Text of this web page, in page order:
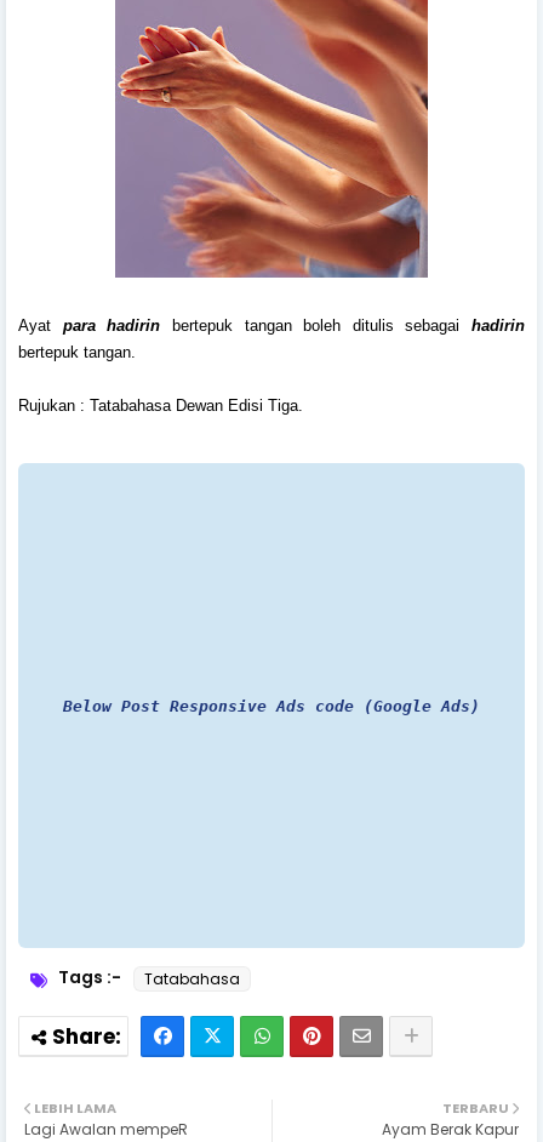
Ayat para hadirin bertepuk tangan boleh ditulis sebagai hadirin
bertepuk tangan.
Rujukan : Tatabahasa Dewan Edisi Tiga.
Below Post Responsive Ads code (Google Ads)
Tags :- Tatabahasa
TERBARU
Ayam Berak Kapur
LEBIH LAMA
Lagi Awalan mempeR